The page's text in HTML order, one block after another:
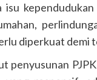
isu
diperkuat demi
penyusunan